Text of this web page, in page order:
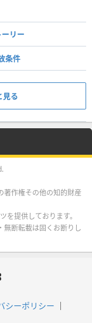
リー
条件
見る
著作権その他の知的財産
を提供しております。
無断転載は固くお断りし
シーポリシー